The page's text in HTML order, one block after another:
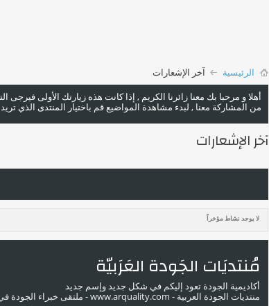
الرئيسية
آخر الإشعارات
أهلا و مرحبا بك معنا زائرنا الكريم , إذا كانت هذه زيارتك الأولى فيرجى
من المشاركة معنا , لبدء مشاهدة المواضيع قم باختيار المنتدى الذي تريد
آخر الإشعارات
لا يوجد نشاط مؤخراً
مُنتديَات الجَودة العَرَبيّة
أكاديمية الجودة تعود إليكم في شكل جديد وإسم جديد
منتديات الجودة العربية - www.arquality.com - ملتقى خبراء الجودة في الوطن العربي